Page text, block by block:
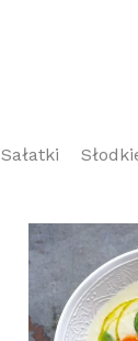
Sałatki